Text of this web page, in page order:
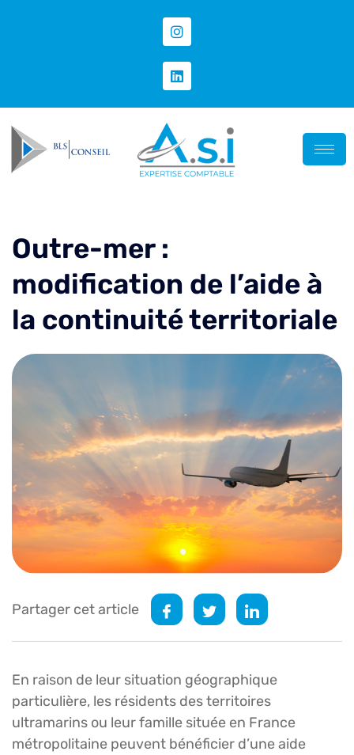
Outre-mer :
modification de l’aide à
la continuité territoriale
Partager cet article
En raison de leur situation géographique
particulière, les résidents des territoires
ultramarins ou leur famille située en France
métropolitaine peuvent bénéficier d’une aide